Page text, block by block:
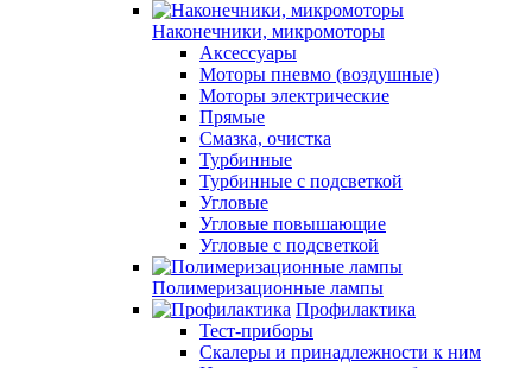
Наконечники, микромоторы
Аксессуары
Моторы пневмо (воздушные)
Моторы электрические
Прямые
Смазка, очистка
Турбинные
Турбинные с подсветкой
Угловые
Угловые повышающие
Угловые с подсветкой
Полимеризационные лампы
Профилактика
Тест-приборы
Скалеры и принадлежности к ним